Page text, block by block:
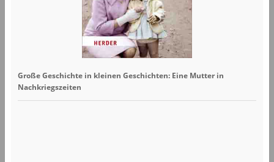
Große Geschichte in kleinen Geschichten: Eine Mutter in
Nachkriegszeiten